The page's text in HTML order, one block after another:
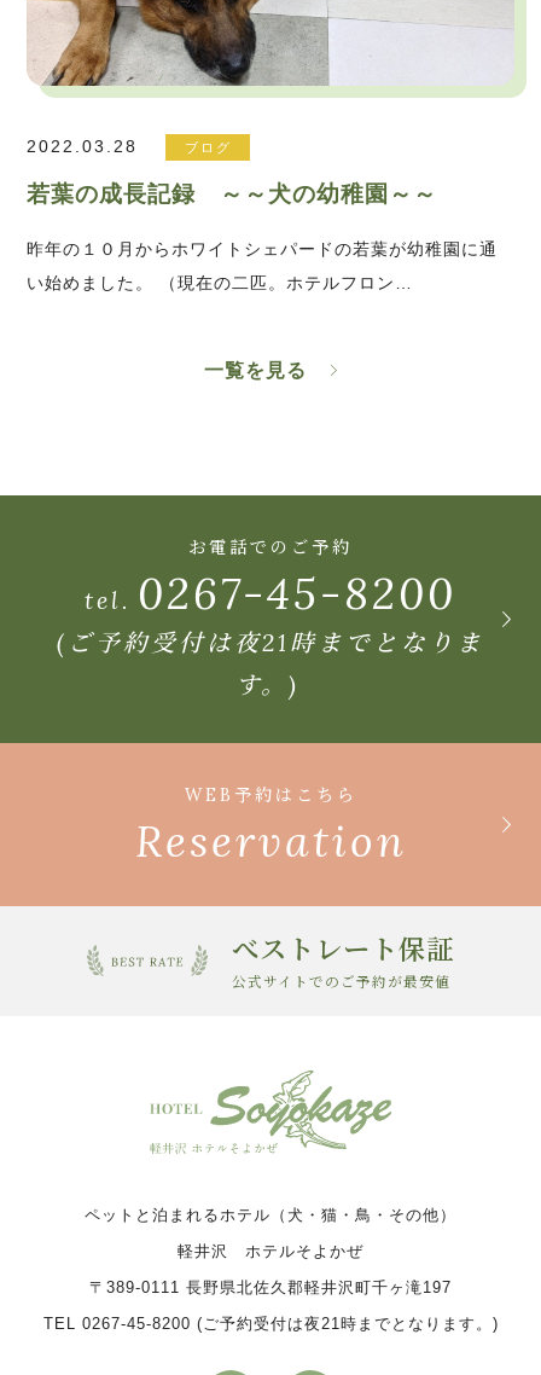
2022.03.28 ブログ
若葉の成長記録 ～～犬の幼稚園～～
昨年の１０月からホワイトシェパードの若葉が幼稚園に通
い始めました。 （現在の二匹。ホテルフロン…
一覧を見る
お電話でのご予約
tel. 0267-45-8200
(ご予約受付は夜21時までとなりま
す。)
WEB予約はこちら
Reservation
べストレート保証
公式サイトでのご予約が最安値
ペットと泊まれるホテル（犬・猫・鳥・その他）
軽井沢 ホテルそよかぜ
〒389-0111 長野県北佐久郡軽井沢町千ヶ滝197
TEL 0267-45-8200 (ご予約受付は夜21時までとなります。)